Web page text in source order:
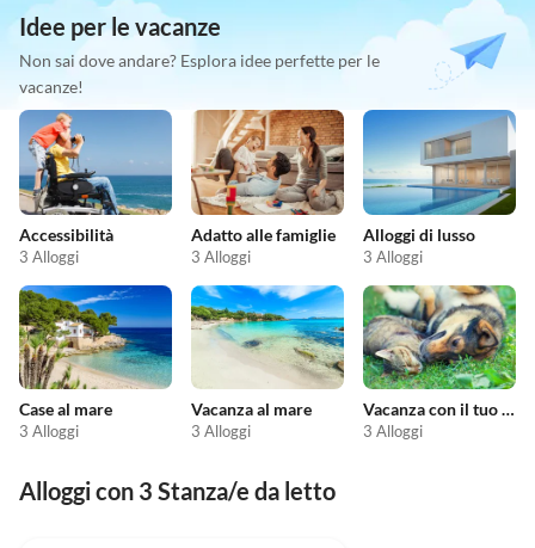
Idee per le vacanze
Non sai dove andare? Esplora idee perfette per le
vacanze!
Accessibilità
3 Alloggi
Adatto alle famiglie
3 Alloggi
Alloggi di lusso
3 Alloggi
Case al mare
3 Alloggi
Vacanza al mare
3 Alloggi
Vacanza con il tuo animale domestico
3 Alloggi
Alloggi con 3 Stanza/e da letto